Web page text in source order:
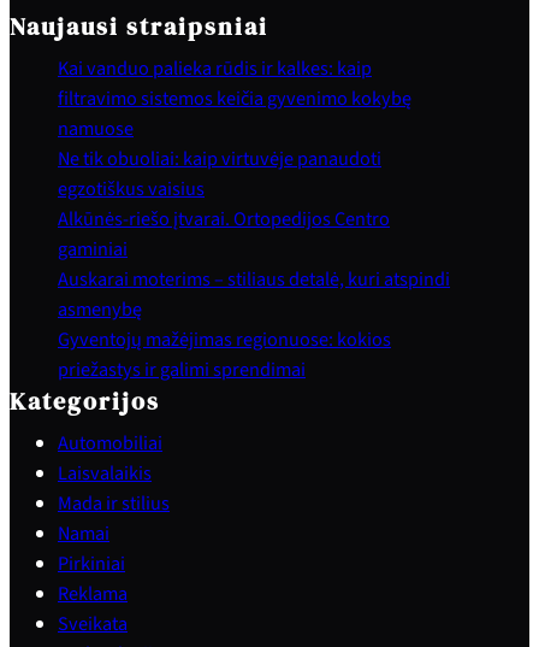
Naujausi straipsniai
Kai vanduo palieka rūdis ir kalkes: kaip
filtravimo sistemos keičia gyvenimo kokybę
namuose
Ne tik obuoliai: kaip virtuvėje panaudoti
egzotiškus vaisius
Alkūnės-riešo įtvarai. Ortopedijos Centro
gaminiai
Auskarai moterims – stiliaus detalė, kuri atspindi
asmenybę
Gyventojų mažėjimas regionuose: kokios
priežastys ir galimi sprendimai
Kategorijos
Automobiliai
Laisvalaikis
Mada ir stilius
Namai
Pirkiniai
Reklama
Sveikata